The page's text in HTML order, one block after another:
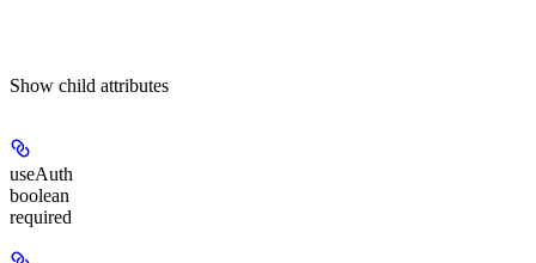
Show child attributes
useAuth
boolean
required